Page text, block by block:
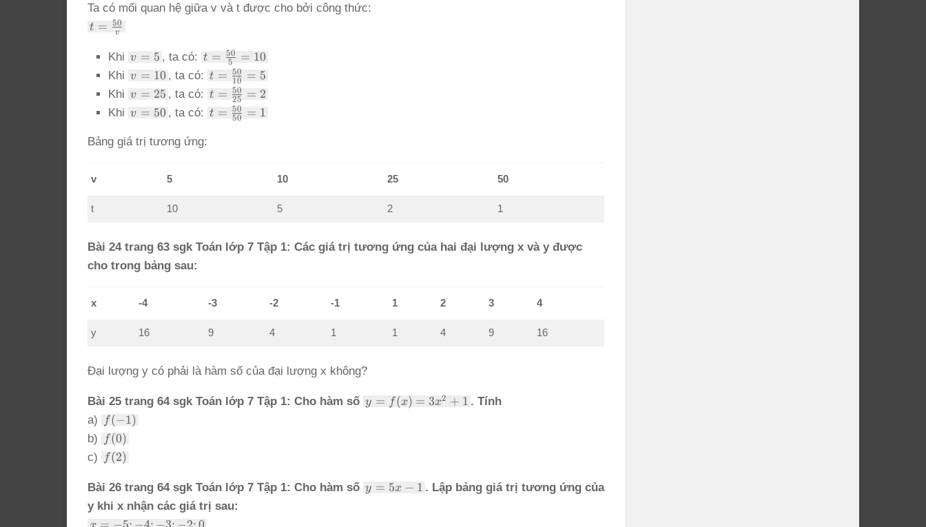
Ta có mối quan hệ giữa v và t được cho bởi công thức:
t =
\frac{50}
{v}
t = v
50
Khi v
5
v = 5 , ta có: t =
\frac{50}
{5} = 10
t = 5
50 = 10
Khi v
10
v = 10 , ta có: t =
\frac{50}
{10} = 5
t = 10
50 = 5
Khi v
25
v = 25 , ta có: t =
\frac{50}
{25} = 2
t = 25
50 = 2
Khi v
50
v = 50 , ta có: t =
\frac{50}
t = 50
50 = 1
Bảng giá trị tương ứng:
v 5 10 25 50
t 10 5 2 1
Bài 24 trang 63 sgk Toán lớp 7 Tập 1: Các giá trị tương ứng của hai đại lượng x và y được
cho trong bảng sau:
x -4 -3 -2 -1 1 2 3 4
y 16 9 4 1 1 4 9 16
Đại lượng y có phải là hàm số của đại lượng x không?
Bài 25 trang 64 sgk Toán lớp 7 Tập 1: Cho hàm số y =
y = f (x) = 3x2 + 1 . Tính
a)
f(-1)
f(−1)
b) f(0)
f(0)
c) f(2)
f(2)
Bài 26 trang 64 sgk Toán lớp 7 Tập 1: Cho hàm số y
y = 5x − 1 . Lập bảng giá trị tương ứng của
y khi x nhận các giá trị sau:
x